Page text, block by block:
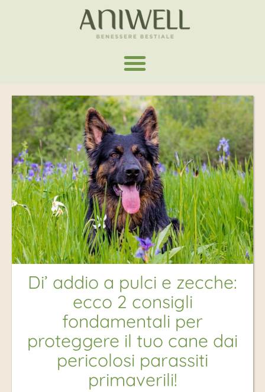
Di’ addio a pulci e zecche:
ecco 2 consigli
fondamentali per
proteggere il tuo cane dai
pericolosi parassiti
primaverili!